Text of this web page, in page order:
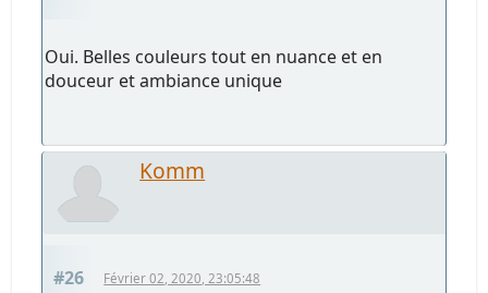
Oui. Belles couleurs tout en nuance et en
douceur et ambiance unique
Komm
#26 Février 02, 2020, 23:05:48